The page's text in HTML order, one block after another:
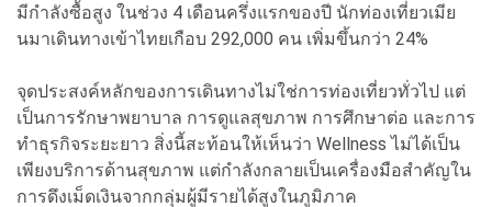
มีกำลังซื้อสูง ในช่วง 4 เดือนครึ่งแรกของปี นักท่องเที่ยวเมีย
นมาเดินทางเข้าไทยเกือบ 292,000 คน เพิ่มขึ้นกว่า 24%
จุดประสงค์หลักของการเดินทางไม่ใช่การท่องเที่ยวทั่วไป แต่
เป็นการรักษาพยาบาล การดูแลสุขภาพ การศึกษาต่อ และการ
ทำธุรกิจระยะยาว สิ่งนี้สะท้อนให้เห็นว่า Wellness ไม่ได้เป็น
เพียงบริการด้านสุขภาพ แต่กำลังกลายเป็นเครื่องมือสำคัญใน
การดึงเม็ดเงินจากกลุ่มผู้มีรายได้สูงในภูมิภาค